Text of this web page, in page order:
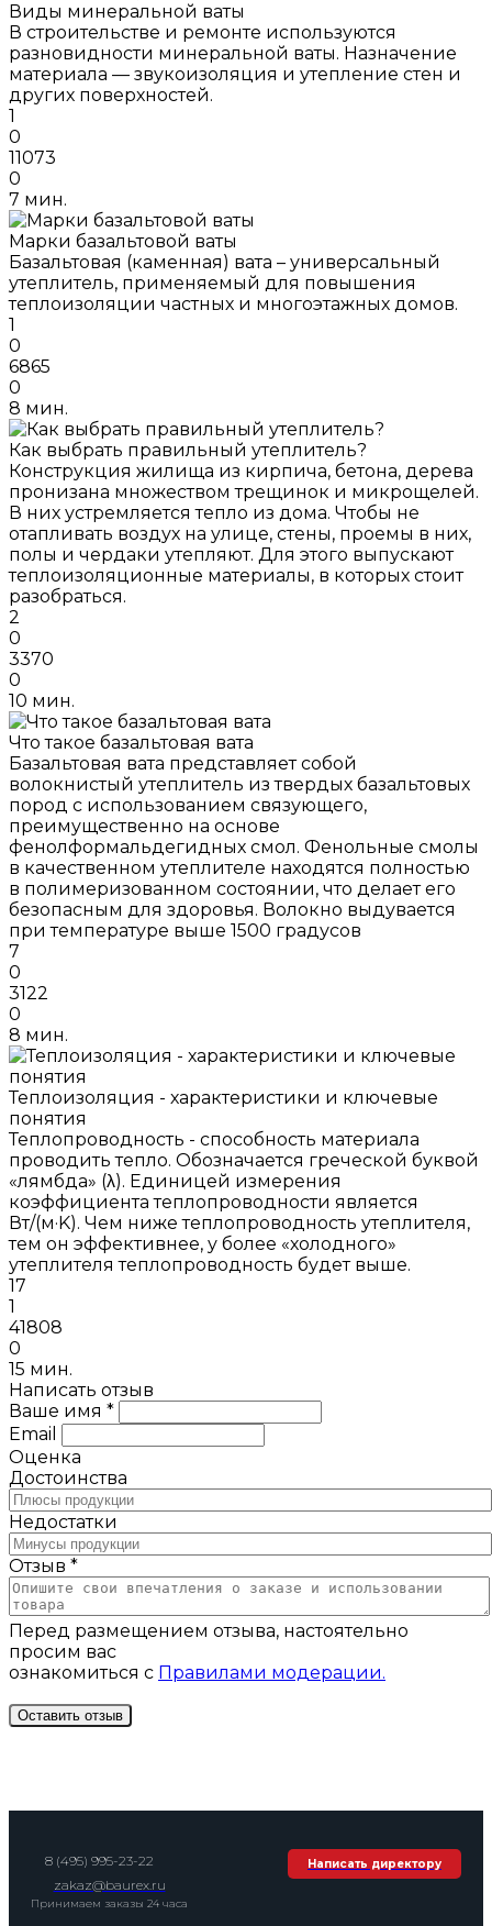
Виды минеральной ваты
В строительстве и ремонте используются
разновидности минеральной ваты. Назначение
материала — звукоизоляция и утепление стен и
других поверхностей.
1
0
11073
0
7 мин.
Марки базальтовой ваты
Базальтовая (каменная) вата – универсальный
утеплитель, применяемый для повышения
теплоизоляции частных и многоэтажных домов.
1
0
6865
0
8 мин.
Как выбрать правильный утеплитель?
Конструкция жилища из кирпича, бетона, дерева
пронизана множеством трещинок и микрощелей.
В них устремляется тепло из дома. Чтобы не
отапливать воздух на улице, стены, проемы в них,
полы и чердаки утепляют. Для этого выпускают
теплоизоляционные материалы, в которых стоит
разобраться.
2
0
3370
0
10 мин.
Что такое базальтовая вата
Базальтовая вата представляет собой
волокнистый утеплитель из твердых базальтовых
пород с использованием связующего,
преимущественно на основе
фенолформальдегидных смол. Фенольные смолы
в качественном утеплителе находятся полностью
в полимеризованном состоянии, что делает его
безопасным для здоровья. Волокно выдувается
при температуре выше 1500 градусов
7
0
3122
0
8 мин.
Теплоизоляция - характеристики и ключевые
понятия
Теплопроводность - способность материала
проводить тепло. Обозначается греческой буквой
«лямбда» (λ). Единицей измерения
коэффициента теплопроводности является
Вт/(м·K). Чем ниже теплопроводность утеплителя,
тем он эффективнее, у более «холодного»
утеплителя теплопроводность будет выше.
17
1
41808
0
15 мин.
Написать отзыв
Ваше имя *
Email
Оценка
Достоинства
Недостатки
Отзыв *
Перед размещением отзыва, настоятельно
просим вас
ознакомиться с Правилами модерации.
8 (495) 995-23-22
zakaz@baurex.ru
Принимаем заказы 24 часа
Написать директору